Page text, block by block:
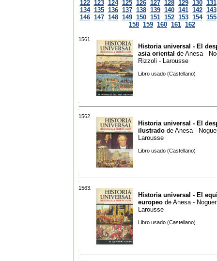
122 123 124 125 126 127 128 129 130 131
134 135 136 137 138 139 140 141 142 143
146 147 148 149 150 151 152 153 154 155
158 159 160 161 162
1561.
Historia universal - El
asia oriental de Anesa -
Rizzoli - Larousse
Libro usado (Castellano)
1562.
Historia universal - El
ilustrado de Anesa -
Larousse
Libro usado (Castellano)
1563.
Historia universal - El
europeo de Anesa -
Larousse
Libro usado (Castellano)